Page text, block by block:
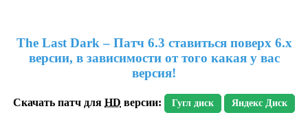
The Last Dark – Патч 6.3 ставиться поверх 6.х
версии, в зависимости от того какая у вас
версия!
Скачать патч для HD версии: Гугл диск Яндекс Диск